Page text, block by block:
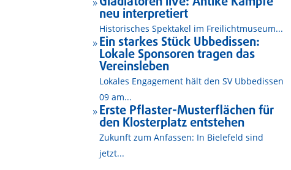
9
neu interpretiert
Historisches Spektakel im Freilichtmuseum...
9 Ein starkes Stück Ubbedissen:
Lokale Sponsoren tragen das
Vereinsleben
Lokales Engagement hält den SV Ubbedissen
09 am...
9 Erste Pflaster-Musterflächen für
den Klosterplatz entstehen
Zukunft zum Anfassen: In Bielefeld sind
jetzt...